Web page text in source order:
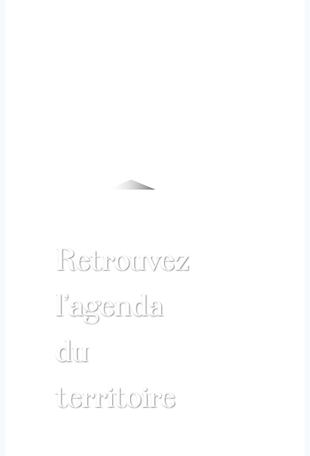
Retrouvez
l’agenda
du
territoire